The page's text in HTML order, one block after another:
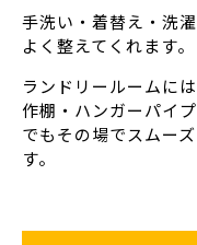
手洗い・着替え・洗
よく整えてくれます。
ランドリールームに
作棚・ハンガーパイ
でもその場でスムー
す。